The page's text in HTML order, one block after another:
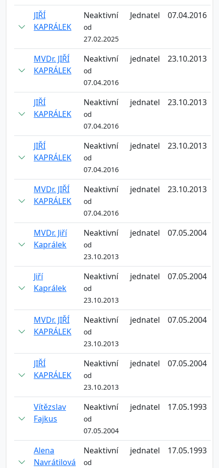
JIŘÍ
KAPRÁLEK
Neaktivní
od
27.02.2025
Jednatel 07.04.2016
MVDr. JIŘÍ
KAPRÁLEK
Neaktivní
od
07.04.2016
jednatel 23.10.2013
JIŘÍ
KAPRÁLEK
Neaktivní
od
07.04.2016
jednatel 23.10.2013
JIŘÍ
KAPRÁLEK
Neaktivní
od
07.04.2016
jednatel 23.10.2013
MVDr. JIŘÍ
KAPRÁLEK
Neaktivní
od
07.04.2016
jednatel 23.10.2013
MVDr. Jiří
Kaprálek
Neaktivní
od
23.10.2013
jednatel 07.05.2004
Jiří
Kaprálek
Neaktivní
od
23.10.2013
jednatel 07.05.2004
MVDr. JIŘÍ
KAPRÁLEK
Neaktivní
od
23.10.2013
jednatel 07.05.2004
JIŘÍ
KAPRÁLEK
Neaktivní
od
23.10.2013
jednatel 07.05.2004
Vítězslav
Fajkus
Neaktivní
od
07.05.2004
jednatel 17.05.1993
Alena
Navrátilová
Neaktivní
od
jednatel 17.05.1993